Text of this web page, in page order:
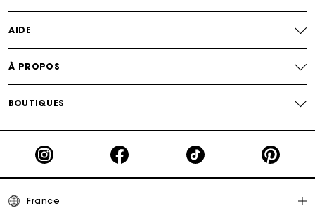
AIDE
À PROPOS
BOUTIQUES
France